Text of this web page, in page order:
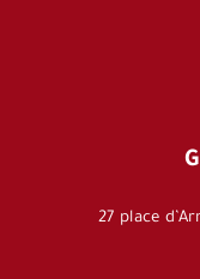
27 place